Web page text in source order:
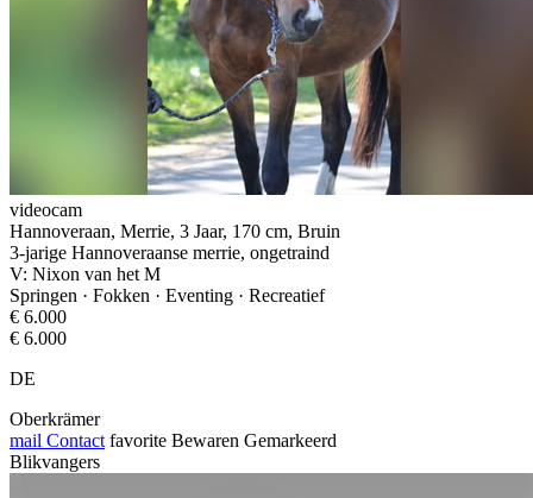
videocam
Hannoveraan, Merrie, 3 Jaar, 170 cm, Bruin
3-jarige Hannoveraanse merrie, ongetraind
V: Nixon van het M
Springen · Fokken · Eventing · Recreatief
€ 6.000
€ 6.000
DE
Oberkrämer
mail Contact favorite Bewaren Gemarkeerd
Blikvangers